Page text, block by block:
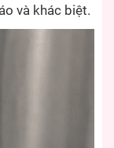
và khác biệt.